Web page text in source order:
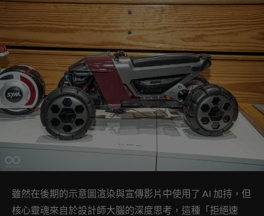
雖然在後期的示意圖渲染與宣傳影片中使用了 AI 加持，但
核心靈魂來自於設計師大腦的深度思考，這種「拒絕速